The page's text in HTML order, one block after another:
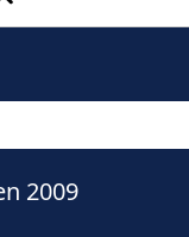
2009